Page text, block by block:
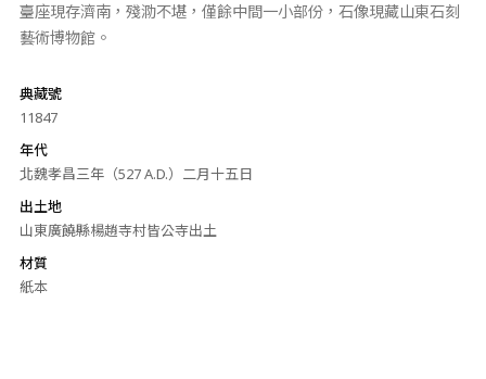
臺座現存濟南，殘泐不堪，僅餘中間一小部份，石像現藏山東石刻
藝術博物館。
典藏號
11847
年代
北魏孝昌三年（527 A.D.）二月十五日
出土地
山東廣饒縣楊趙寺村皆公寺出土
材質
紙本